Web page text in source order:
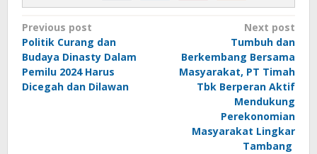
Post
navigation
Previous post
Politik Curang dan
Budaya Dinasty Dalam
Pemilu 2024 Harus
Dicegah dan Dilawan
Next post
Tumbuh dan
Berkembang Bersama
Masyarakat, PT Timah
Tbk Berperan Aktif
Mendukung
Perekonomian
Masyarakat Lingkar
Tambang